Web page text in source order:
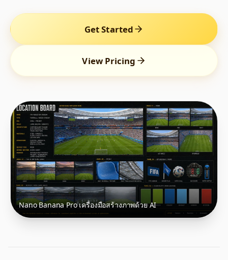
Get Started
View Pricing
Nano Banana Pro เครื่องมือสร้างภาพด้วย AI